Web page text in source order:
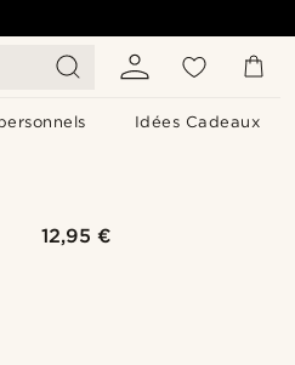
Idées Cadeaux
12,95 €